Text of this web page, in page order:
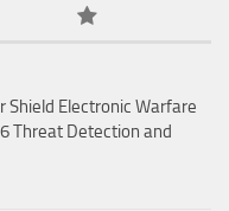
Shield Electronic Warfare
Threat Detection and